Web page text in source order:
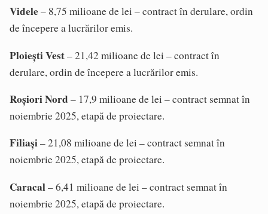
Videle– 8,75 milioane de lei – contract în derulare, ordin
de începere a lucrărilor emis.
Ploiești Vest– 21,42 milioane de lei – contract în
derulare, ordin de începere a lucrărilor emis.
Roșiori Nord – 17,9 milioane de lei – contract semnat în
noiembrie 2025, etapă de proiectare.
Filiași– 21,08 milioane de lei – contract semnat în
noiembrie 2025, etapă de proiectare.
Caracal– 6,41 milioane de lei – contract semnat în
noiembrie 2025, etapă de proiectare.